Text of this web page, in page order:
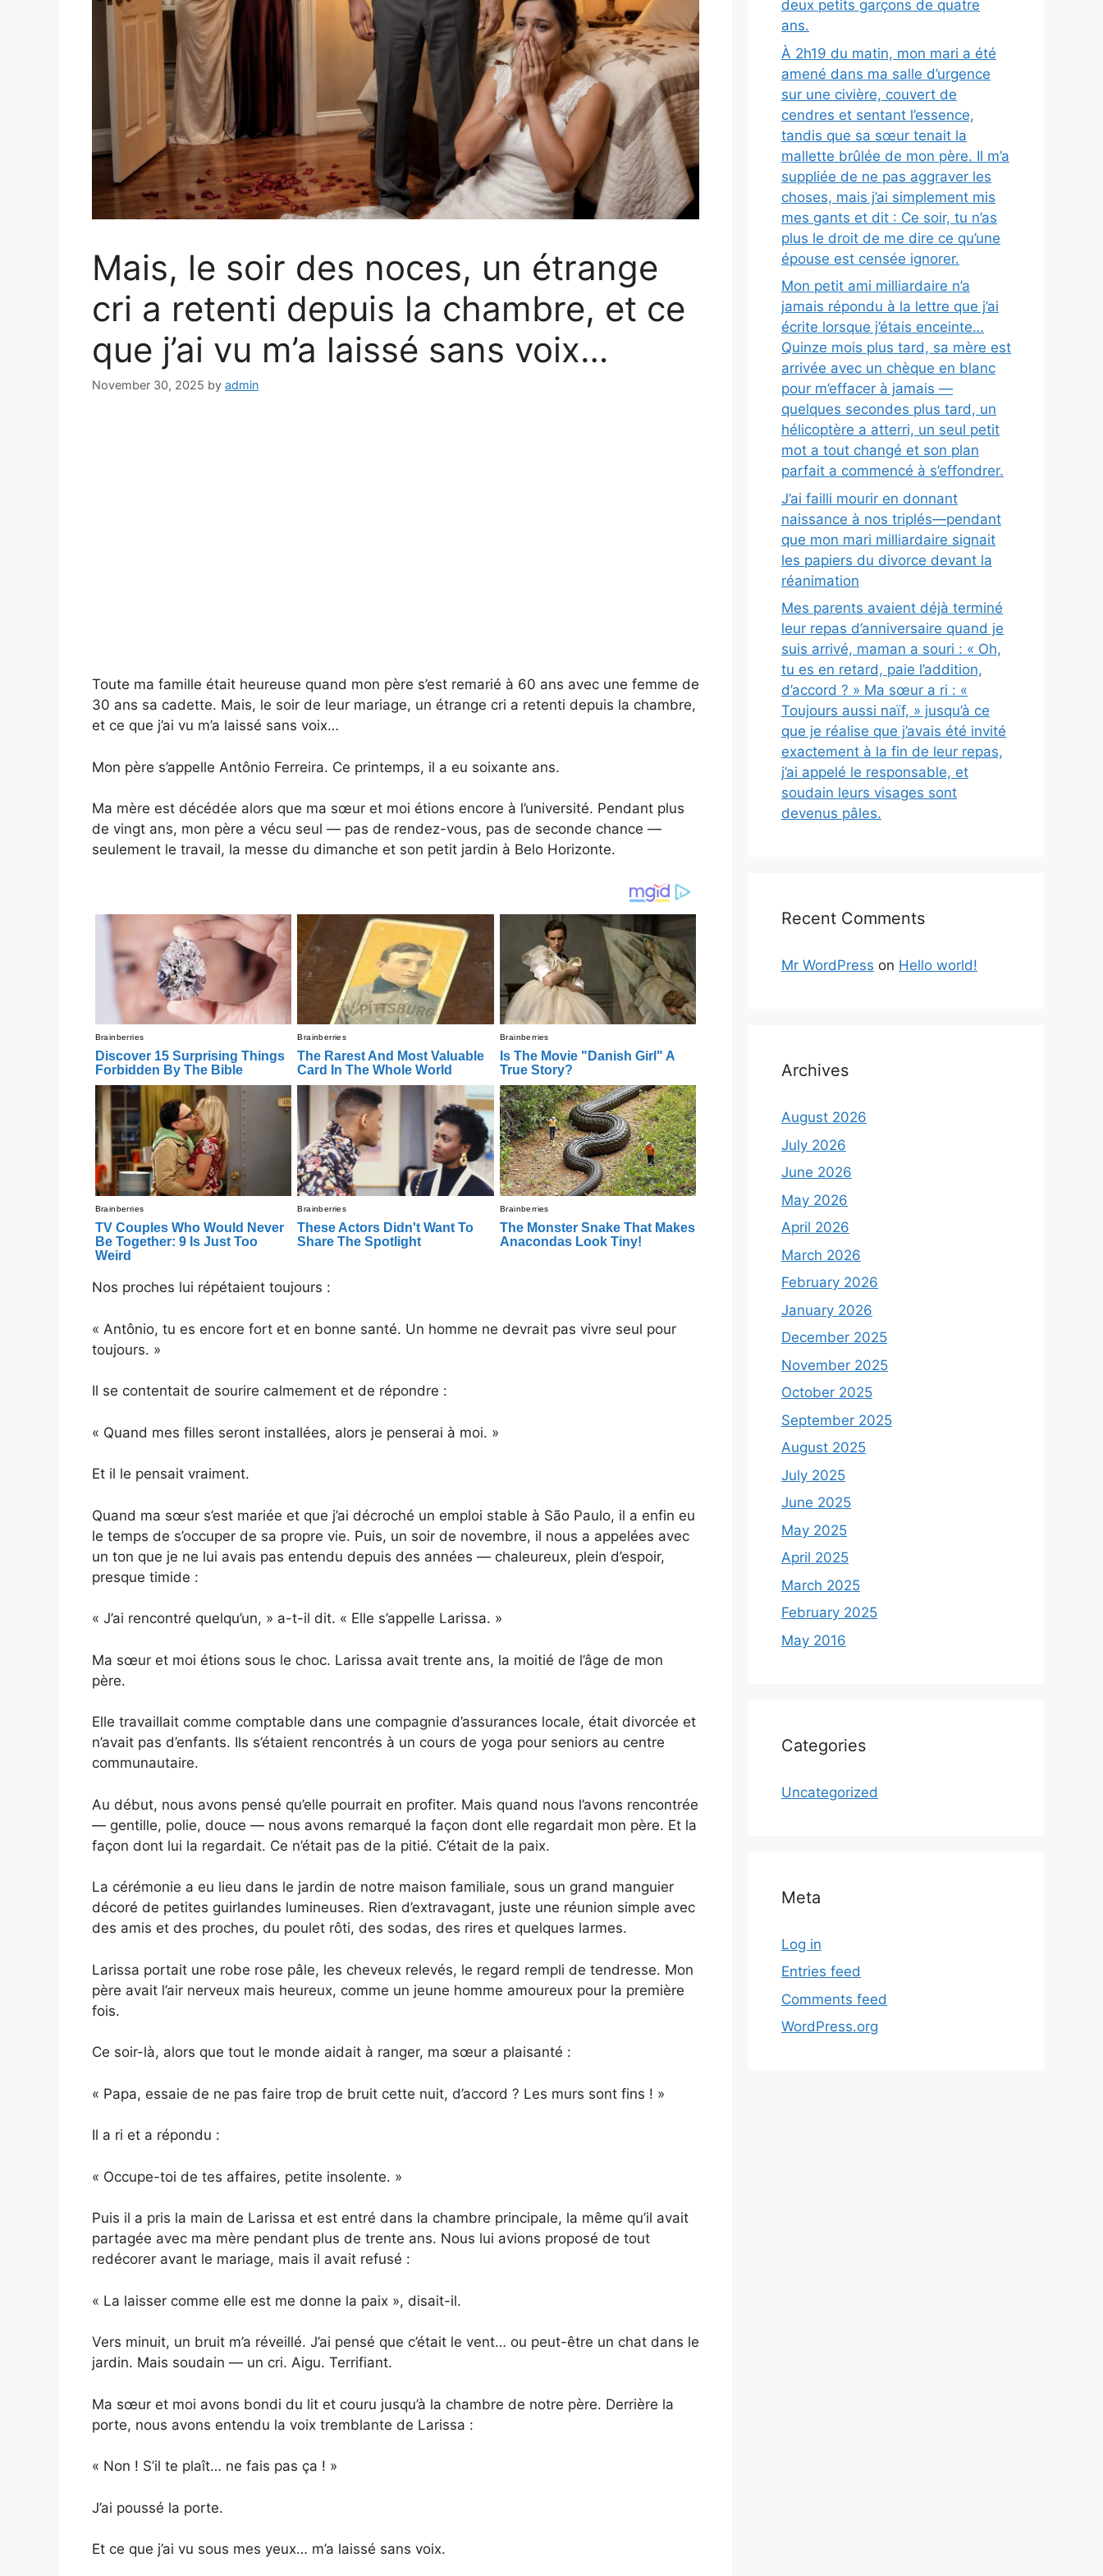
Mais, le soir des noces, un étrange
cri a retenti depuis la chambre, et ce
que j’ai vu m’a laissé sans voix…
November 30, 2025 by admin
Toute ma famille était heureuse quand mon père s’est remarié à 60 ans avec une femme de
30 ans sa cadette. Mais, le soir de leur mariage, un étrange cri a retenti depuis la chambre,
et ce que j’ai vu m’a laissé sans voix…
Mon père s’appelle Antônio Ferreira. Ce printemps, il a eu soixante ans.
Ma mère est décédée alors que ma sœur et moi étions encore à l’université. Pendant plus
de vingt ans, mon père a vécu seul — pas de rendez-vous, pas de seconde chance —
seulement le travail, la messe du dimanche et son petit jardin à Belo Horizonte.
Nos proches lui répétaient toujours :
« Antônio, tu es encore fort et en bonne santé. Un homme ne devrait pas vivre seul pour
toujours. »
Il se contentait de sourire calmement et de répondre :
« Quand mes filles seront installées, alors je penserai à moi. »
Et il le pensait vraiment.
Quand ma sœur s’est mariée et que j’ai décroché un emploi stable à São Paulo, il a enfin eu
le temps de s’occuper de sa propre vie. Puis, un soir de novembre, il nous a appelées avec
un ton que je ne lui avais pas entendu depuis des années — chaleureux, plein d’espoir,
presque timide :
« J’ai rencontré quelqu’un, » a-t-il dit. « Elle s’appelle Larissa. »
Ma sœur et moi étions sous le choc. Larissa avait trente ans, la moitié de l’âge de mon
père.
Elle travaillait comme comptable dans une compagnie d’assurances locale, était divorcée et
n’avait pas d’enfants. Ils s’étaient rencontrés à un cours de yoga pour seniors au centre
communautaire.
Au début, nous avons pensé qu’elle pourrait en profiter. Mais quand nous l’avons rencontrée
— gentille, polie, douce — nous avons remarqué la façon dont elle regardait mon père. Et la
façon dont lui la regardait. Ce n’était pas de la pitié. C’était de la paix.
La cérémonie a eu lieu dans le jardin de notre maison familiale, sous un grand manguier
décoré de petites guirlandes lumineuses. Rien d’extravagant, juste une réunion simple avec
des amis et des proches, du poulet rôti, des sodas, des rires et quelques larmes.
Larissa portait une robe rose pâle, les cheveux relevés, le regard rempli de tendresse. Mon
père avait l’air nerveux mais heureux, comme un jeune homme amoureux pour la première
fois.
Ce soir-là, alors que tout le monde aidait à ranger, ma sœur a plaisanté :
« Papa, essaie de ne pas faire trop de bruit cette nuit, d’accord ? Les murs sont fins ! »
Il a ri et a répondu :
« Occupe-toi de tes affaires, petite insolente. »
Puis il a pris la main de Larissa et est entré dans la chambre principale, la même qu’il avait
partagée avec ma mère pendant plus de trente ans. Nous lui avions proposé de tout
redécorer avant le mariage, mais il avait refusé :
« La laisser comme elle est me donne la paix », disait-il.
Vers minuit, un bruit m’a réveillé. J’ai pensé que c’était le vent… ou peut-être un chat dans le
jardin. Mais soudain — un cri. Aigu. Terrifiant.
Ma sœur et moi avons bondi du lit et couru jusqu’à la chambre de notre père. Derrière la
porte, nous avons entendu la voix tremblante de Larissa :
« Non ! S’il te plaît… ne fais pas ça ! »
J’ai poussé la porte.
Et ce que j’ai vu sous mes yeux… m’a laissé sans voix.
deux petits garçons de quatre
ans.
À 2h19 du matin, mon mari a été
amené dans ma salle d’urgence
sur une civière, couvert de
cendres et sentant l’essence,
tandis que sa sœur tenait la
mallette brûlée de mon père. Il m’a
suppliée de ne pas aggraver les
choses, mais j’ai simplement mis
mes gants et dit : Ce soir, tu n’as
plus le droit de me dire ce qu’une
épouse est censée ignorer.
Mon petit ami milliardaire n’a
jamais répondu à la lettre que j’ai
écrite lorsque j’étais enceinte…
Quinze mois plus tard, sa mère est
arrivée avec un chèque en blanc
pour m’effacer à jamais —
quelques secondes plus tard, un
hélicoptère a atterri, un seul petit
mot a tout changé et son plan
parfait a commencé à s’effondrer.
J’ai failli mourir en donnant
naissance à nos triplés—pendant
que mon mari milliardaire signait
les papiers du divorce devant la
réanimation
Mes parents avaient déjà terminé
leur repas d’anniversaire quand je
suis arrivé, maman a souri : « Oh,
tu es en retard, paie l’addition,
d’accord ? » Ma sœur a ri : «
Toujours aussi naïf, » jusqu’à ce
que je réalise que j’avais été invité
exactement à la fin de leur repas,
j’ai appelé le responsable, et
soudain leurs visages sont
devenus pâles.
Recent Comments
Mr WordPress on Hello world!
Archives
August 2026
July 2026
June 2026
May 2026
April 2026
March 2026
February 2026
January 2026
December 2025
November 2025
October 2025
September 2025
August 2025
July 2025
June 2025
May 2025
April 2025
March 2025
February 2025
May 2016
Categories
Uncategorized
Meta
Log in
Entries feed
Comments feed
WordPress.org